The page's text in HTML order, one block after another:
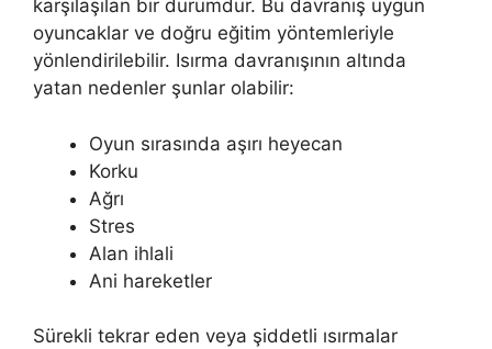
karşılaşılan bir durumdur. Bu davranış uygun
oyuncaklar ve doğru eğitim yöntemleriyle
yönlendirilebilir. Isırma davranışının altında
yatan nedenler şunlar olabilir:
Oyun sırasında aşırı heyecan
Korku
Ağrı
Stres
Alan ihlali
Ani hareketler
Sürekli tekrar eden veya şiddetli ısırmalar